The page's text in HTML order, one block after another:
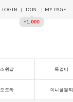
LOGIN JOIN
+1,000
MY PAGE
소원달 목걸이
오로라 이니셜팔찌